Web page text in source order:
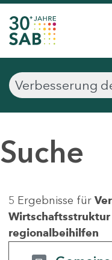
Suche
5 Ergebnisse für
regionalbeihilfen